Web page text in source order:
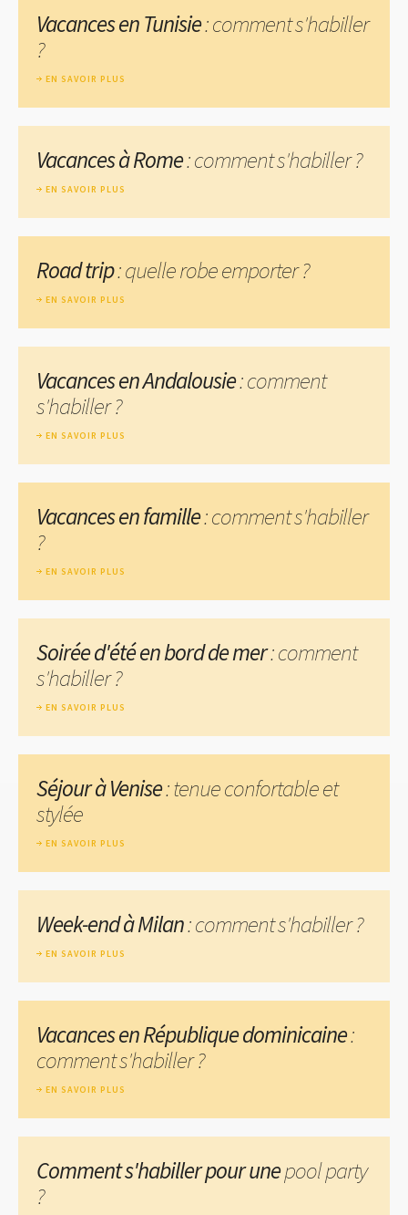
Vacances en Tunisie: comment s'habiller
?
EN SAVOIR PLUS
Vacances à Rome: comment s'habiller ?
EN SAVOIR PLUS
Road trip: quelle robe emporter ?
EN SAVOIR PLUS
Vacances en Andalousie: comment
s'habiller ?
EN SAVOIR PLUS
Vacances en famille: comment s'habiller
?
EN SAVOIR PLUS
Soirée d'été en bord de mer: comment
s'habiller ?
EN SAVOIR PLUS
Séjour à Venise: tenue confortable et
stylée
EN SAVOIR PLUS
Week-end à Milan: comment s'habiller ?
EN SAVOIR PLUS
Vacances en République dominicaine:
comment s'habiller ?
EN SAVOIR PLUS
Comment s'habiller pour unepool party
?